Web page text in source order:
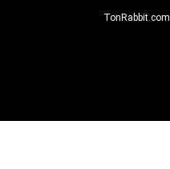
TonRabbit.com